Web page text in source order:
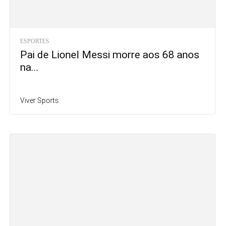
ESPORTES
Pai de Lionel Messi morre aos 68 anos
na...
Viver Sports